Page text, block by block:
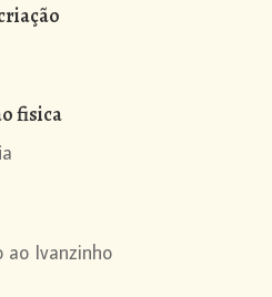
fisica
ao Ivanzinho